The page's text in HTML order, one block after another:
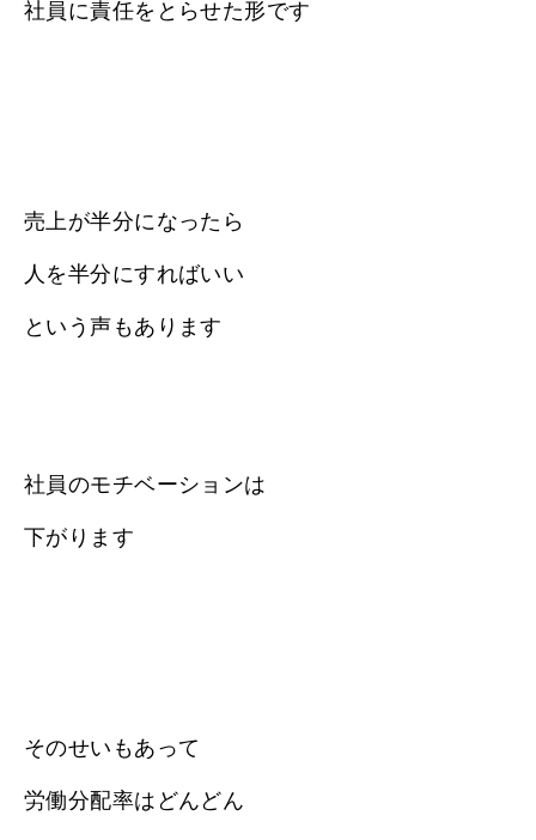
社員に責任をとらせた形です
売上が半分になったら
人を半分にすればいい
という声もあります
社員のモチベーションは
下がります
そのせいもあって
労働分配率はどんどん